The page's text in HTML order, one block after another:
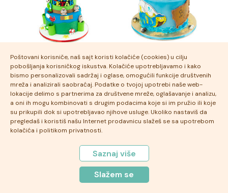
Super Mario i Luigi Santjago od mora
Manetova mornarska avantura
Poštovani korisniče, naš sajt koristi kolačiće (cookies) u cilju
pobošljanja korisničkog iskustva. Kolačiće upotrebljavamo i kako
bismo personalizovali sadržaj i oglase, omogućili funkcije društvenih
mreža i analizirali saobraćaj. Podatke o tvojoj upotrebi naše web-
lokacije delimo s partnerima za društvene mreže, oglašavanje i analizu,
a oni ih mogu kombinovati s drugim podacima koje si im pružio ili koje
su prikupili dok si upotrebljavao njihove usluge. Ukoliko nastaviš da
pregledaš i koristiš našu Internet prodavnicu slažeš se sa upotrebom
kolačića i politikom privatnosti.
Saznaj više
Slažem se